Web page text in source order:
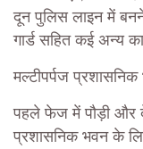
दून पुलिस लाइन में
गार्ड सहित कई अन्य
मल्टीपर्पज
पहले फेज में पौड़ी और
प्रशासनिक भवन के